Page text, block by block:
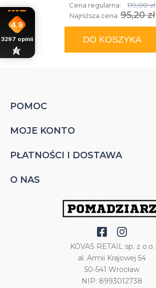
Cena regularna: 119,00 zł
Najniższa cena:95,20 zł
DO KOSZYKA
POMOC
MOJE KONTO
PŁATNOŚCI I DOSTAWA
O NAS
KOVAS RETAIL sp. z o.o.
al. Armii Krajowej 54
50-541 Wrocław
NIP: 8993012738
4.9
3297 opinii